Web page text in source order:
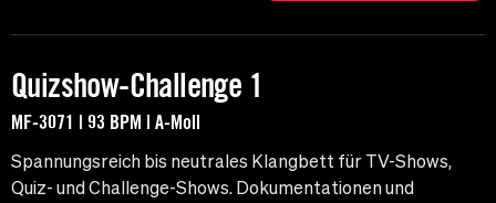
Quizshow-Challenge 1
MF-3071 | 93 BPM | A-Moll
Spannungsreich bis neutrales Klangbett für TV-Shows,
Quiz- und Challenge-Shows. Dokumentationen und